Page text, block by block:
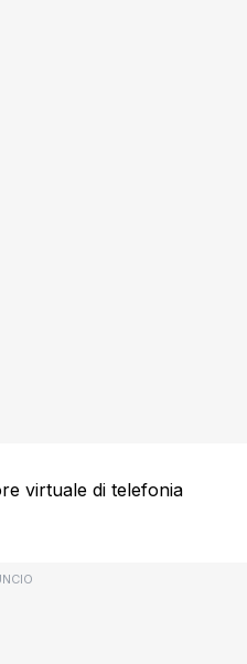
virtuale di telefonia